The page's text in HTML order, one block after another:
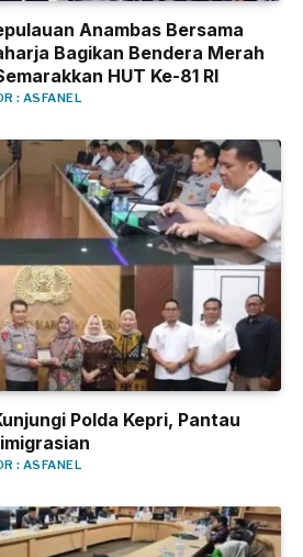
Anambas Bersama
Bagikan Bendera Merah
HUT Ke-81 RI
: ASFANEL
Polda Kepri, Pantau
: ASFANEL